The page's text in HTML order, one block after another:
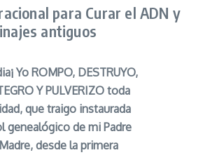
para Curar el ADN y
antiguos
Yo ROMPO, DESTRUYO,
Y PULVERIZO toda
que traigo instaurada
genealógico de mi Padre
desde la primera